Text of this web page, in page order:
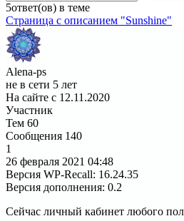
5ответ(ов) в теме
Страница c описанием "Sunshine"
Alena-ps
не в сети 5 лет
На сайте с 12.11.2020
Участник
Тем 60
Сообщения 140
1
26 февраля 2021 04:48
Версия WP-Recall: 16.24.35
Версия дополнения: 0.2
Сейчас личный кабинет любого